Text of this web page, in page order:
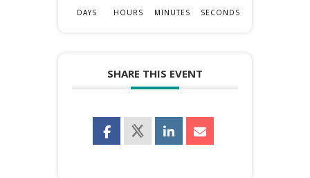
DAYS HOURS MINUTES SECONDS
SHARE THIS EVENT